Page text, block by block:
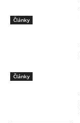
Články
Články